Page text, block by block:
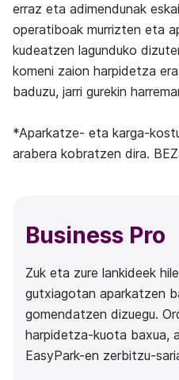
erraz eta adimendunak
operatiboak murrizten eta
kudeatzen lagunduko
komeni zaion harpidetza
baduzu, jarri gurekin
*Aparkatze- eta karga-
arabera kobratzen dira.
Business Pro
Zuk eta zure lankideek
gutxiagotan aparkatzen
gomendatzen dizuegu.
harpidetza-kuota baxua,
EasyPark-en zerbitzu-